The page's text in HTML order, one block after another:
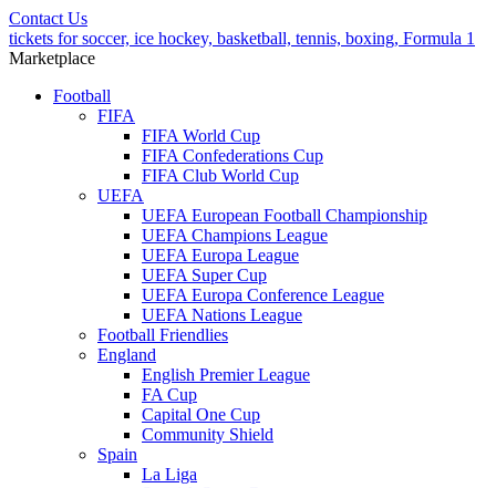
Contact Us
tickets for soccer, ice hockey, basketball, tennis, boxing, Formula 1
Marketplace
Football
FIFA
FIFA World Cup
FIFA Confederations Cup
FIFA Club World Cup
UEFA
UEFA European Football Championship
UEFA Champions League
UEFA Europa League
UEFA Super Cup
UEFA Europa Conference League
UEFA Nations League
Football Friendlies
England
English Premier League
FA Cup
Capital One Cup
Community Shield
Spain
La Liga